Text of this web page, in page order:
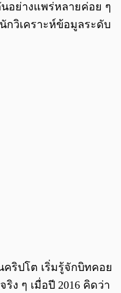
อย่างแพร่หลายค่อย ๆ
นักวิเคราะห์ข้อมูลระดับ
ริปโต เริ่มรู้จักบิทคอย
ง ๆ เมื่อปี 2016 คิดว่า